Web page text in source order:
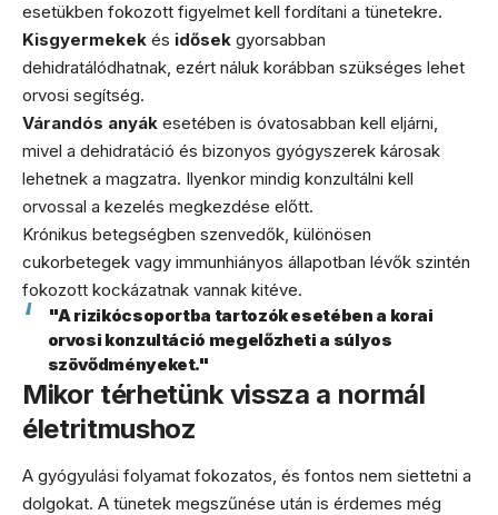
esetükben fokozott figyelmet kell fordítani a tünetekre.
Kisgyermekek és idősek gyorsabban
dehidratálódhatnak, ezért náluk korábban szükséges lehet
orvosi segítség.
Várandós anyák esetében is óvatosabban kell eljárni,
mivel a dehidratáció és bizonyos gyógyszerek károsak
lehetnek a magzatra. Ilyenkor mindig konzultálni kell
orvossal a kezelés megkezdése előtt.
Krónikus betegségben szenvedők, különösen
cukorbetegek vagy immunhiányos állapotban lévők szintén
fokozott kockázatnak vannak kitéve.
"A rizikócsoportba tartozók esetében a korai
orvosi konzultáció megelőzheti a súlyos
szövődményeket."
Mikor térhetünk vissza a normál
életritmushoz
A gyógyulási folyamat fokozatos, és fontos nem siettetni a
dolgokat. A tünetek megszűnése után is érdemes még